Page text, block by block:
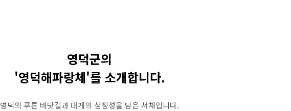
영덕군의
'영덕해파랑체'를 소개합니다.
영덕의 푸른 바닷길과 대게의 상징성을 담은 서체입니다.